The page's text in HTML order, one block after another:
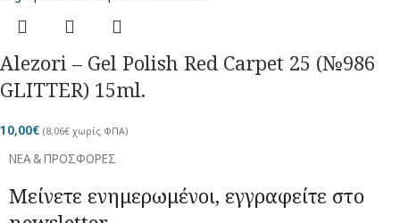
Alezori – Gel Polish Red Carpet 25 (№986
GLITTER) 15ml.
10,00€ (8,06€ χωρίς ΦΠΑ)
ΝΕΑ & ΠΡΟΣΦΟΡΕΣ
Μείνετε ενημερωμένοι, εγγραφείτε στο